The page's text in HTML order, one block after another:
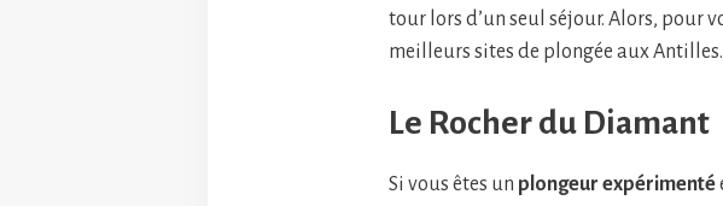
tour lors d’un seul séjour. Alors, pour
meilleurs sites de plongée aux Antilles.
Le Rocher du Diamant
Si vous êtes un plongeur expérimenté